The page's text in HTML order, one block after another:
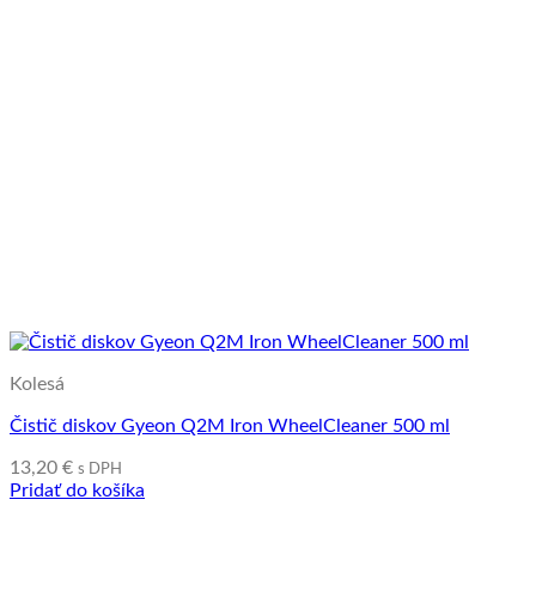
Kolesá
Čistič diskov Gyeon Q2M Iron WheelCleaner 500 ml
13,20 € s DPH
Pridať do košíka